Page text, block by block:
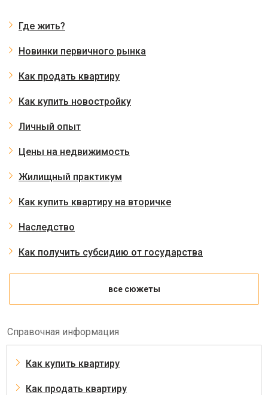
Где жить?
Новинки первичного рынка
Как продать квартиру
Как купить новостройку
Личный опыт
Цены на недвижимость
Жилищный практикум
Как купить квартиру на вторичке
Наследство
Как получить субсидию от государства
все сюжеты
Справочная информация
Как купить квартиру
Как продать квартиру